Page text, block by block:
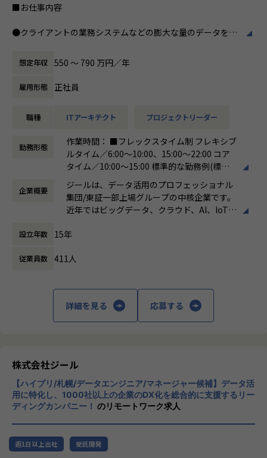
員全員が燃える会社」を目指しています。理
展する企業です。そして、社員全員が燃え続
ます。お客様に対する長期的な貢献を果たす
■お仕事内容
●クライアントの業務システムなどの膨大な量のデータを蓄
s Intelligence)を含むデータプラットフォームの導入から実
行支援までを行っています。
●クライアントの要望に沿ったデータプラットフォームの企
きます。
く、DB、インフラ、プロジェクト管理、エンドユーザーと
のコミュニケーション能力など、幅広い経験に基づくスキル
アップ・キャリアアップが可能な環境です。
●エンドユーザー様と直接やり取りをする立場であり、要件
定義など上流工程に携われます。
適正に応じて、会社の指示する業務への異動を命じることが
想定年収 550 〜 790 万円／年
雇用形態 正社員
職種 ITアーキテクト プロジェクトリーダー
勤務形態
作業時間： ■フレックスタイム制 フレキシブ
ルタイム／6:00～10:00、15:00～22:00 コア
タイム／10:00～15:00 標準的な勤務例(標準
労働時間)／9:00～18:00
働き方：フレックス制（コアタイムあり）
時間外労働の有無： 有（月平均19時間）
休憩時間： 60分
企業概要
ジールは、データ活用のプロフェッショナル
集団/東証一部上場グループの中核企業です。
近年ではビッグデータ、クラウド、AI、IoTを
する立場にスコープを拡張しています。
顧客の大半は大手企業となっており、30年以
■Mission：専門性と技術力、高度な分析ノ
ズに応えるため、私たちは「プロフェッショ
ナルサービスの大衆化」をミッションとして
掲げております。高い専門性を持った技術
力、深い経験から得られた多様性のある高度
な分析力をハイクオリティ＆ローコストで提
供することで、企業の競争優位確保に貢献す
ることを私たちは使命としております。
設立年数 15年
従業員数 411人
詳細を見る 応募する
株式会社ジール
【ハイブリ/札幌/データエンジニア/マネージャー候補】データ活
用に特化し、1000社以上の企業のDX化を総合的に支援するリー
ディングカンパニー！ のリモートワーク求人
週1日以上出社 受託開発